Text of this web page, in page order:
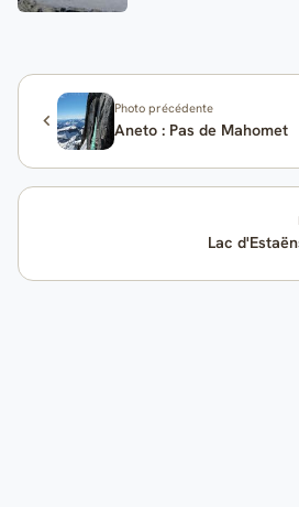
Photo précédente
Aneto : Pas de Mahomet
Lac